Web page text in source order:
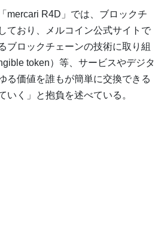
mercari R4D」では、ブロックチ
ており、メルコイン公式サイトで
ブロックチェーンの技術に取り組
token）等、サービスやデジタ
る価値を誰もが簡単に交換できる
いく」と抱負を述べている。